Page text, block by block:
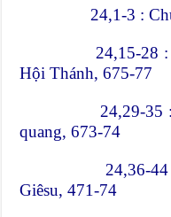
24,1-3 : Chúa
24,15-28 :
Hội Thánh, 675-77
24,29-35 :
quang, 673-74
24,36-44 : Tri
Giêsu, 471-74